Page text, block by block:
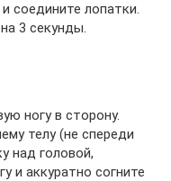
соедините лопатки.
3 секунды.
ногу в сторону.
телу (не спереди
над головой,
и аккуратно согните